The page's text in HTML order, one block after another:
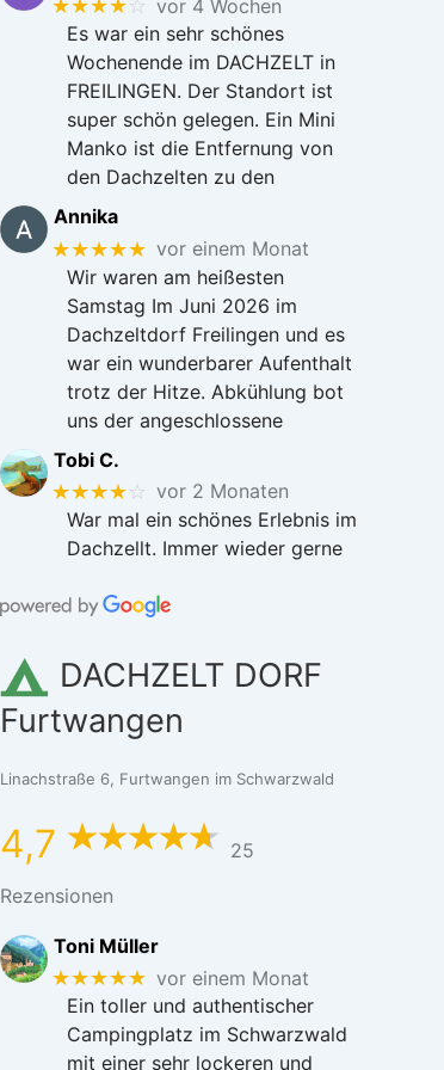
★★★★☆ vor 4 Wochen
Es war ein sehr schönes
Wochenende im DACHZELT in
FREILINGEN. Der Standort ist
super schön gelegen. Ein Mini
Manko ist die Entfernung von
den Dachzelten zu den
Annika
★★★★★ vor einem Monat
Wir waren am heißesten
Samstag Im Juni 2026 im
Dachzeltdorf Freilingen und es
war ein wunderbarer Aufenthalt
trotz der Hitze. Abkühlung bot
uns der angeschlossene
Tobi C.
★★★★☆ vor 2 Monaten
War mal ein schönes Erlebnis im
Dachzellt. Immer wieder gerne
DACHZELT DORF
Furtwangen
Linachstraße 6, Furtwangen im Schwarzwald
4,7
25
Rezensionen
Toni Müller
★★★★★ vor einem Monat
Ein toller und authentischer
Campingplatz im Schwarzwald
mit einer sehr lockeren und